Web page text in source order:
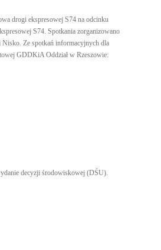
drogi ekspresowej S74 na odcinku
S74. Spotkania zorganizowano
Nisko. Ze spotkań informacyjnych dla
GDDKiA Oddział w Rzeszowie:
decyzji środowiskowej (DŚU).